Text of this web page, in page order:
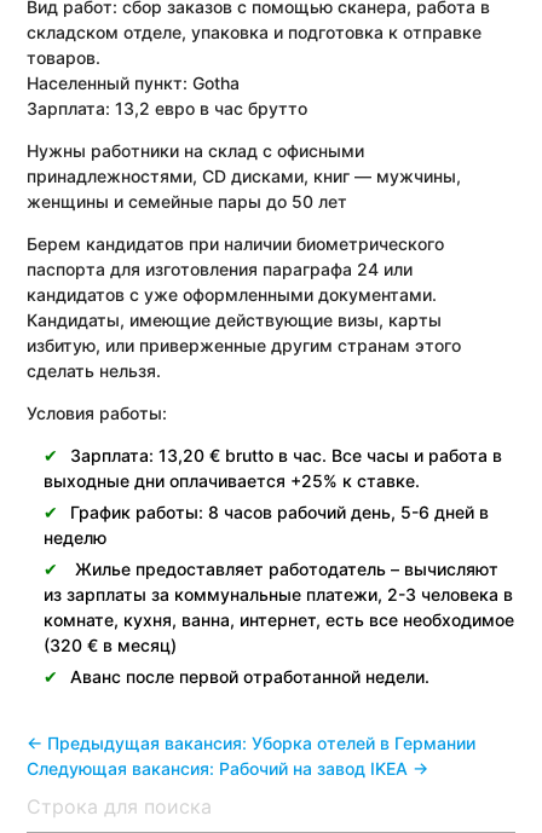
Вид работ: сбор заказов с помощью сканера, работа в
складском отделе, упаковка и подготовка к отправке
товаров.
Населенный пункт: Gotha
Зарплата: 13,2 евро в час брутто
Нужны работники на склад с офисными
принадлежностями, CD дисками, книг — мужчины,
женщины и семейные пары до 50 лет
Берем кандидатов при наличии биометрического
паспорта для изготовления параграфа 24 или
кандидатов с уже оформленными документами.
Кандидаты, имеющие действующие визы, карты
избитую, или приверженные другим странам этого
сделать нельзя.
Условия работы:
Зарплата: 13,20 € brutto в час. Все часы и работа в
выходные дни оплачивается +25% к ставке.
График работы: 8 часов рабочий день, 5-6 дней в
неделю
Жилье предоставляет работодатель – вычисляют
из зарплаты за коммунальные платежи, 2-3 человека в
комнате, кухня, ванна, интернет, есть все необходимое
(320 € в месяц)
Аванс после первой отработанной недели.
<- Предыдущая вакансия: Уборка отелей в Германии
Следующая вакансия: Рабочий на завод IKEA ->